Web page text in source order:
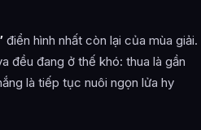
điển hình nhất còn lại của mùa giải.
đều đang ở thế khó: thua là gần
là tiếp tục nuôi ngọn lửa hy